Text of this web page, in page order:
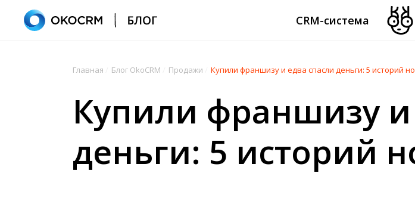
CRM-система
Главная Блог OkoCRM Продажи Купили франшизу и едва спасли деньги: 5 историй
Купили франшизу и
деньги: 5 историй